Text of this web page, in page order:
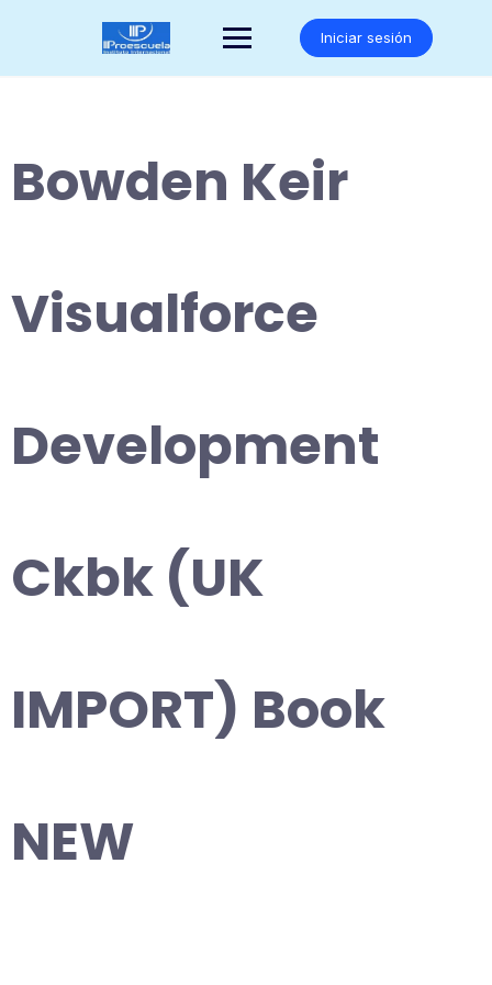
Iniciar sesión
Bowden Keir
Visualforce
Development
Ckbk (UK
IMPORT) Book
NEW